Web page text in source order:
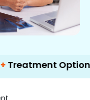
Options